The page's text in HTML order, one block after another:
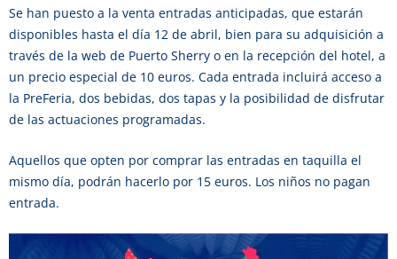
Se han puesto a la venta entradas anticipadas, que estarán
disponibles hasta el día 12 de abril, bien para su adquisición a
través de la web de Puerto Sherry o en la recepción del hotel, a
un precio especial de 10 euros. Cada entrada incluirá acceso a
la PreFeria, dos bebidas, dos tapas y la posibilidad de disfrutar
de las actuaciones programadas.
Aquellos que opten por comprar las entradas en taquilla el
mismo día, podrán hacerlo por 15 euros. Los niños no pagan
entrada.